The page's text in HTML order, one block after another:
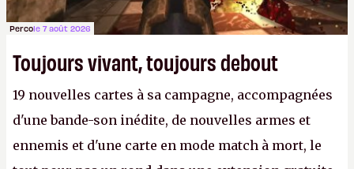
Percole 7 août 2026
Toujours vivant, toujours debout
19 nouvelles cartes à sa campagne, accompagnées
d'une bande-son inédite, de nouvelles armes et
ennemis et d'une carte en mode match à mort, le